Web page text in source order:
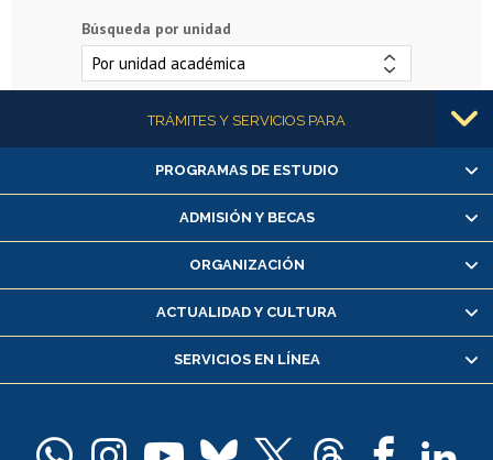
Búsqueda por unidad
Más informaciónTRÁMITES Y SERVICIOS PARA
Alumnas/os y exalumnas/os
Matrícula en línea
Inscripción y cambio de asignaturas
Consulta y certificado de notas
Servicio médico y dental
Pago de arancel y crédito alumnos
PROGRAMAS DE ESTUDIO
ADMISIÓN Y BECAS
ORGANIZACIÓN
ACTUALIDAD Y CULTURA
SERVICIOS EN LÍNEA